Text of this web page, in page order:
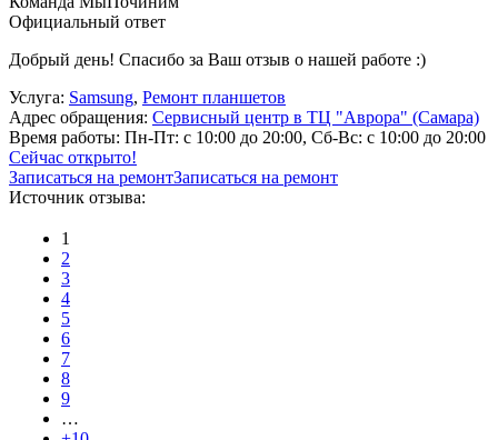
Официальный ответ
Добрый день! Спасибо за Ваш отзыв о нашей работе :)
Услуга: Samsung, Ремонт планшетов
Адрес обращения: Сервисный центр в ТЦ "Аврора" (Самара)
Время работы: Пн-Пт: с 10:00 до 20:00, Сб-Вс: с 10:00 до 20:00
Сейчас открыто!
Записаться на ремонтЗаписаться на ремонт
Источник отзыва:
1
2
3
4
5
6
7
8
9
…